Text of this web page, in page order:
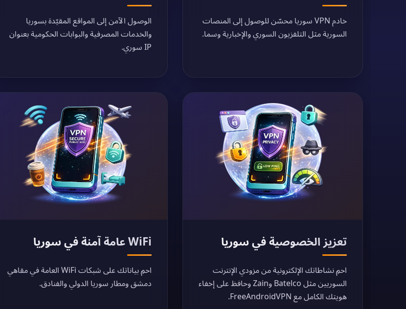
خادم VPN سوريا محسّن للوصول إلى المنصات
السورية مثل التلفزيون السوري والإخبارية وسما.
الوصول الآمن إلى المواقع المقيّدة بسوريا
والخدمات المصرفية والبوابات الحكومية بعنوان
IP سوري.
تعزيز الخصوصية في سوريا
احمِ نشاطاتك الإلكترونية من مزودي الإنترنت
السوريين مثل Batelco وZain وحافظ على إخفاء
هويتك الكامل مع FreeAndroidVPN.
WiFi عامة آمنة في سوريا
احمِ بياناتك على شبكات WiFi العامة في مقاهي
دمشق ومطار سوريا الدولي والفنادق.